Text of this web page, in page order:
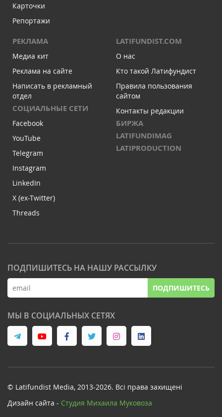
Карточки
Репортажи
РЕКЛАМА
Медиа кит
Реклама на сайте
Написать в рекламный
отдел
СОЦИАЛЬНЫЕ СЕТИ
Facebook
YouTube
Telegram
Instagram
LinkedIn
X (ex-Twitter)
Threads
LATIFUNDIST.COM
О нас
Кто такой Латифундист
Правила пользования
сайтом
Контакты редакции
БИРЖА
LATIFUNDIMAG
LATIPRODUCTION
ПОДПИШИТЕСЬ НА НАШУ РАССЫЛКУ
ПОДПИШИТЕСЬ
МЫ В СОЦИАЛЬНЫХ СЕТЯХ
© Latifundist Media, 2013-2026. Всі права захищені
Дизайн сайта - Студия Михаила Муковоза